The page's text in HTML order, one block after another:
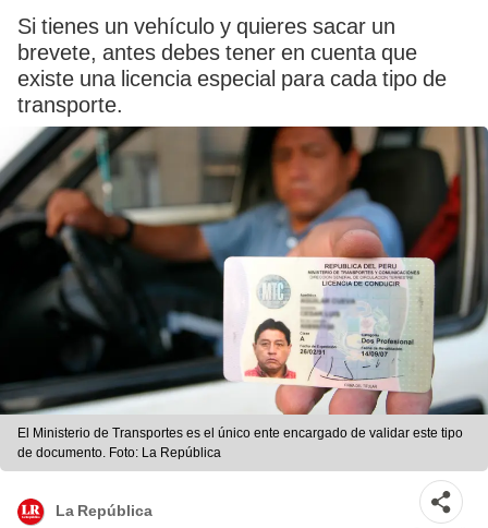
Si tienes un vehículo y quieres sacar un
brevete, antes debes tener en cuenta que
existe una licencia especial para cada tipo de
transporte.
El Ministerio de Transportes es el único ente encargado de validar este tipo
de documento. Foto: La República
La República